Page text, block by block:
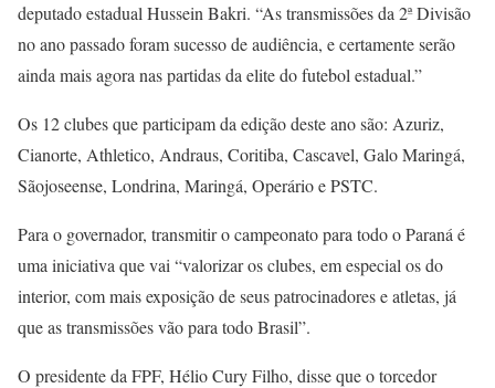
deputado estadual Hussein Bakri. “As transmissões da 2ª Divisão
no ano passado foram sucesso de audiência, e certamente serão
ainda mais agora nas partidas da elite do futebol estadual.”
Os 12 clubes que participam da edição deste ano são: Azuriz,
Cianorte, Athletico, Andraus, Coritiba, Cascavel, Galo Maringá,
Sãojoseense, Londrina, Maringá, Operário e PSTC.
Para o governador, transmitir o campeonato para todo o Paraná é
uma iniciativa que vai “valorizar os clubes, em especial os do
interior, com mais exposição de seus patrocinadores e atletas, já
que as transmissões vão para todo Brasil”.
O presidente da FPF, Hélio Cury Filho, disse que o torcedor